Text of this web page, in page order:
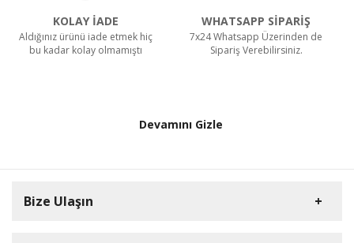
KOLAY İADE
Aldığınız ürünü iade etmek hiç
bu kadar kolay olmamıştı
WHATSAPP SİPARİŞ
7x24 Whatsapp Üzerinden de
Sipariş Verebilirsiniz.
Devamını Gizle
Bize Ulaşın